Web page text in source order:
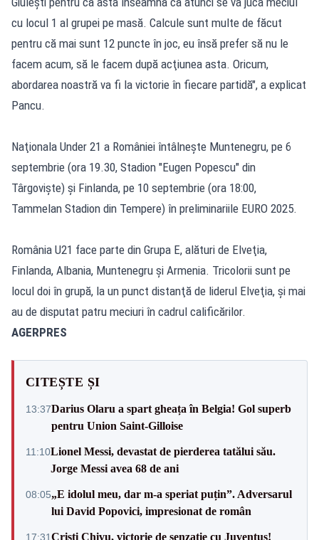
cu locul 1 al grupei pe masă. Calcule sunt multe de făcut
pentru că mai sunt 12 puncte în joc, eu însă prefer să nu le
facem acum, să le facem după acţiunea asta. Oricum,
abordarea noastră va fi la victorie în fiecare partidă", a explicat
Pancu.
Naţionala Under 21 a României întâlneşte Muntenegru, pe 6
septembrie (ora 19.30, Stadion "Eugen Popescu" din
Târgovişte) şi Finlanda, pe 10 septembrie (ora 18:00,
Tammelan Stadion din Tempere) în preliminariile EURO 2025.
România U21 face parte din Grupa E, alături de Elveţia,
Finlanda, Albania, Muntenegru şi Armenia. Tricolorii sunt pe
locul doi în grupă, la un punct distanţă de liderul Elveţia, şi mai
au de disputat patru meciuri în cadrul calificărilor.
AGERPRES
CITEȘTE ȘI
13:37Darius Olaru a spart gheața în Belgia! Gol superb
pentru Union Saint-Gilloise
11:10Lionel Messi, devastat de pierderea tatălui său.
Jorge Messi avea 68 de ani
08:05„E idolul meu, dar m-a speriat puțin”. Adversarul
lui David Popovici, impresionat de român
17:31Cristi Chivu, victorie de senzație cu Juventus!